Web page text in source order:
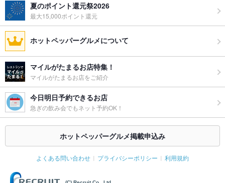
備考 －
夏のポイント還元祭2026
最大15,000ポイント還元
ホットペッパーグルメについて
マイルがたまるお店特集！
マイルがたまるお店をご紹介
今日明日予約できるお店
急ぎの飲み会でもネット予約OK！
ホットペッパーグルメ掲載申込み
よくある問い合わせ プライバシーポリシー 利用規約